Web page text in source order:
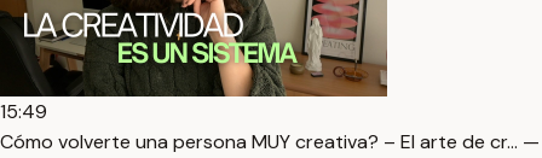
15:49
Cómo volverte una persona MUY creativa? – El arte de cr… —